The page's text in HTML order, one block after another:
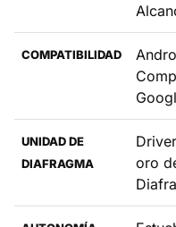
COMPATIBILIDAD
UNIDAD DE
DIAFRAGMA
oro